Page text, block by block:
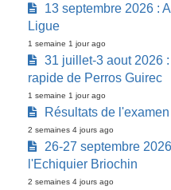
13 septembre 2026 :
Ligue
1 semaine 1 jour ago
31 juillet-3 aout 2026
rapide de Perros Guirec
1 semaine 1 jour ago
Résultats de
2 semaines 4 jours ago
26-27 septembre
l'Echiquier Briochin
2 semaines 4 jours ago